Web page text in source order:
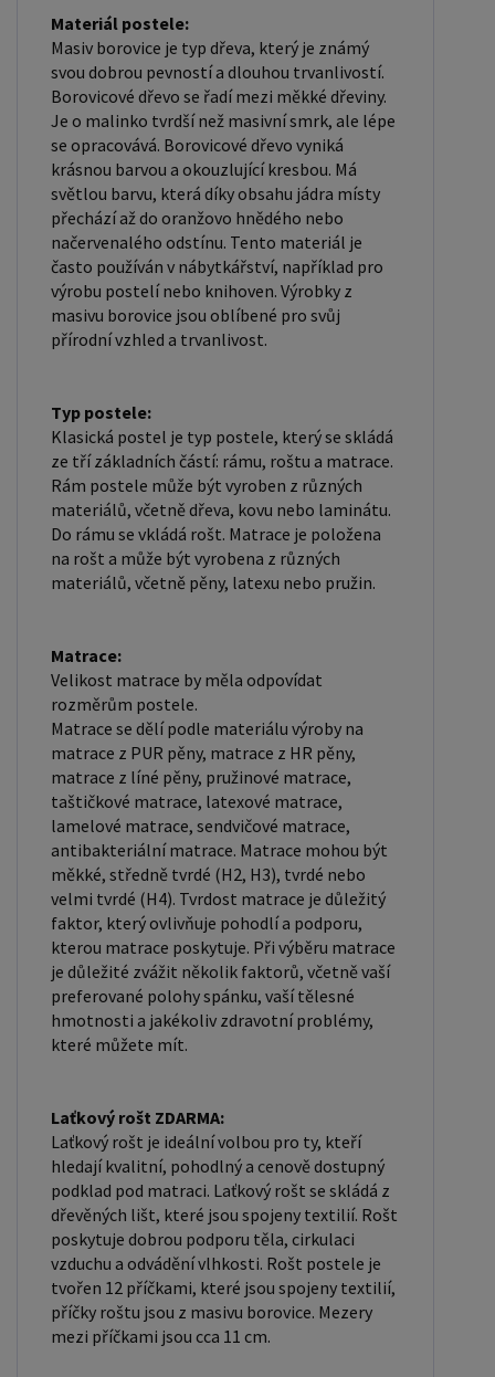
ondera@seznam.cz, velice rádi se Vám budeme
věnovat. Popřípadě se zaregistrujte se ( "
UŽIVATEL " - v horní liště ), vyplníte osobní údaje a
zakliknete " MÁME ZÁJEM O VELKOOBCHODNÍ
SPOLUPRÁCI " a zadáte fakturační údaje. Po jejich
kontrole, Vám bude povolen přístup do
velkoobchodu.
Materiál postele:
Masiv borovice je typ dřeva, který je známý
svou dobrou pevností a dlouhou trvanlivostí.
Borovicové dřevo se řadí mezi měkké dřeviny.
Je o malinko tvrdší než masivní smrk, ale lépe
se opracovává. Borovicové dřevo vyniká
krásnou barvou a okouzlující kresbou. Má
světlou barvu, která díky obsahu jádra místy
přechází až do oranžovo hnědého nebo
načervenalého odstínu. Tento materiál je
často používán v nábytkářství, například pro
výrobu postelí nebo knihoven. Výrobky z
masivu borovice jsou oblíbené pro svůj
přírodní vzhled a trvanlivost.
Typ postele:
Klasická postel je typ postele, který se skládá
ze tří základních částí: rámu, roštu a matrace.
Rám postele může být vyroben z různých
materiálů, včetně dřeva, kovu nebo laminátu.
Do rámu se vkládá rošt. Matrace je položena
na rošt a může být vyrobena z různých
materiálů, včetně pěny, latexu nebo pružin.
Matrace:
Velikost matrace by měla odpovídat
rozměrům postele.
Matrace se dělí podle materiálu výroby na
matrace z PUR pěny, matrace z HR pěny,
matrace z líné pěny, pružinové matrace,
taštičkové matrace, latexové matrace,
lamelové matrace, sendvičové matrace,
antibakteriální matrace. Matrace mohou být
měkké, středně tvrdé (H2, H3), tvrdé nebo
velmi tvrdé (H4). Tvrdost matrace je důležitý
faktor, který ovlivňuje pohodlí a podporu,
kterou matrace poskytuje. Při výběru matrace
je důležité zvážit několik faktorů, včetně vaší
preferované polohy spánku, vaší tělesné
hmotnosti a jakékoliv zdravotní problémy,
které můžete mít.
Laťkový rošt ZDARMA:
Laťkový rošt je ideální volbou pro ty, kteří
hledají kvalitní, pohodlný a cenově dostupný
podklad pod matraci. Laťkový rošt se skládá z
dřevěných lišt, které jsou spojeny textilií. Rošt
poskytuje dobrou podporu těla, cirkulaci
vzduchu a odvádění vlhkosti. Rošt postele je
tvořen 12 příčkami, které jsou spojeny textilií,
příčky roštu jsou z masivu borovice. Mezery
mezi příčkami jsou cca 11 cm.